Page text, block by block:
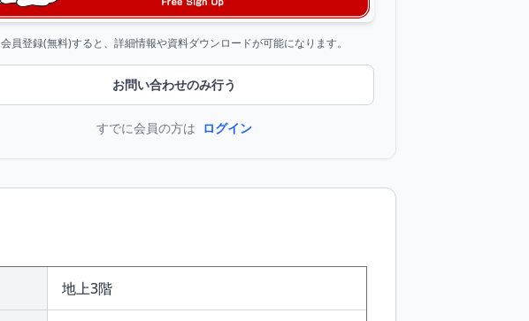
会員登録(無料)すると、詳細情報や資料ダウンロードが可能になります。
お問い合わせのみ行う
すでに会員の方は ログイン
地上3階